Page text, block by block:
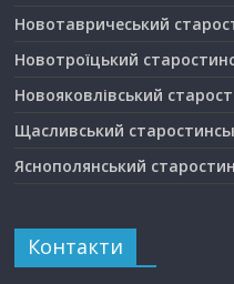
Новотавричеський
Новотроїцький
Новояковлівський
Щасливський
Яснополянський
Контакти